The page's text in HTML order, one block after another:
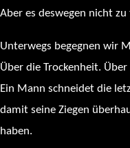
Aber es deswegen nicht
Unterwegs begegnen wir
Über die Trockenheit. Über
Ein Mann schneidet die
damit seine Ziegen
haben.